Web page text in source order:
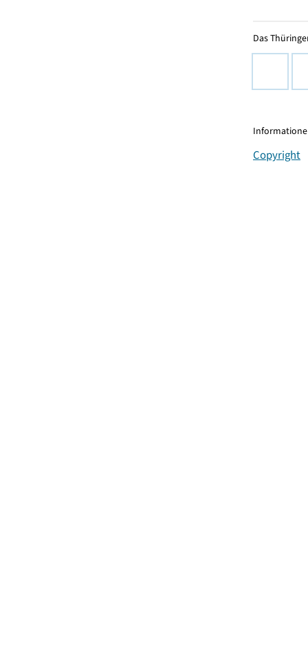
Das
Copyright